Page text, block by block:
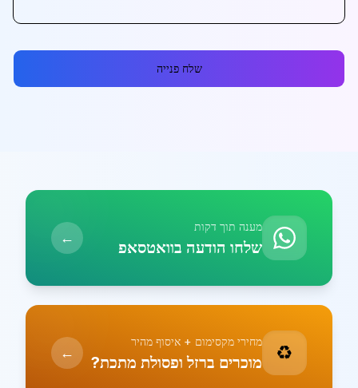
שלח פנייה
מענה תוך דקות
שלחו הודעה בוואטסאפ ←
♻️ מחירי מקסימום + איסוף מהיר
מוכרים ברזל ופסולת מתכת? ←